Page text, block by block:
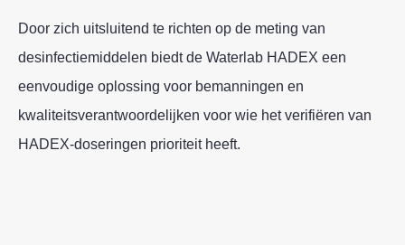
Door zich uitsluitend te richten op de meting van
desinfectiemiddelen biedt de Waterlab HADEX een
eenvoudige oplossing voor bemanningen en
kwaliteitsverantwoordelijken voor wie het verifiëren van
HADEX‑doseringen prioriteit heeft.